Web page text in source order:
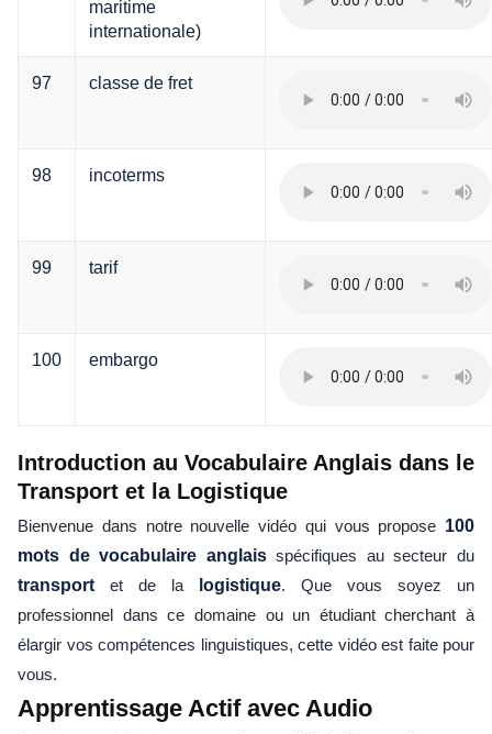
maritime
internationale)
97 classe de fret
98 incoterms
99 tarif
100 embargo
Introduction au Vocabulaire Anglais dans le
Transport et la Logistique
Bienvenue dans notre nouvelle vidéo qui vous propose 100
mots de vocabulaire anglaisspécifiques au secteur du
transport et de la logistique. Que vous soyez un
professionnel dans ce domaine ou un étudiant cherchant à
élargir vos compétences linguistiques, cette vidéo est faite pour
vous.
Apprentissage Actif avec Audio